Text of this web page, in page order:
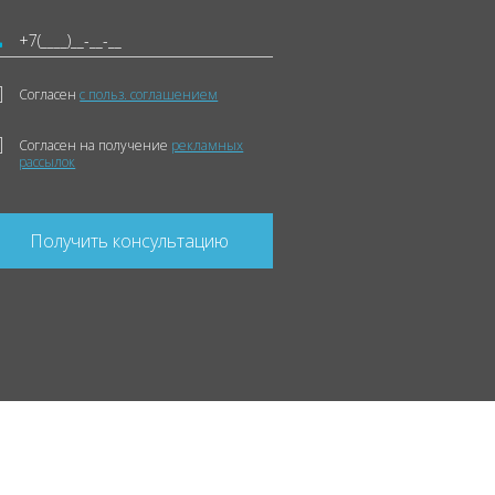
Согласенс польз. соглашением
Согласен на получение рекламных
рассылок
Получить консультацию